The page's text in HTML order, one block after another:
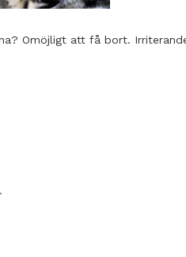
Omöjligt att få bort.